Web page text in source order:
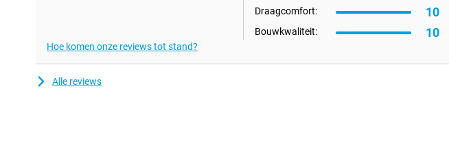
Draagcomfort: 10
Bouwkwaliteit: 10
Hoe komen onze reviews tot stand?
Alle reviews